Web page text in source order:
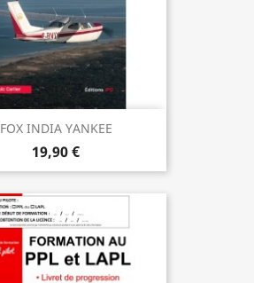
FOX INDIA YANKEE
19,90 €